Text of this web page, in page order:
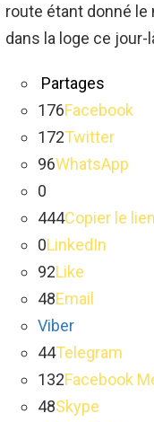
route étant donné
dans la loge ce jour-
Partages
176Facebook
172Twitter
96WhatsApp
0
444Copier le lien
0LinkedIn
92Like
48Email
Viber
44Telegram
132Facebook
48Skype